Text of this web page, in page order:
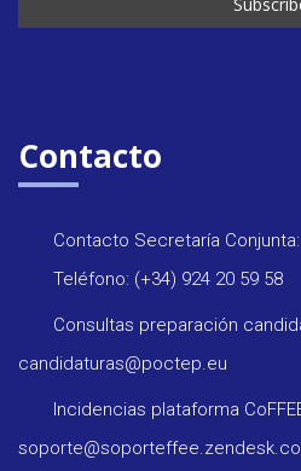
Contacto
Contacto Secretaría Conjunta:
Teléfono: (+34) 924 20 59 58
Consultas preparación
candidaturas@poctep.eu
Incidencias plataforma